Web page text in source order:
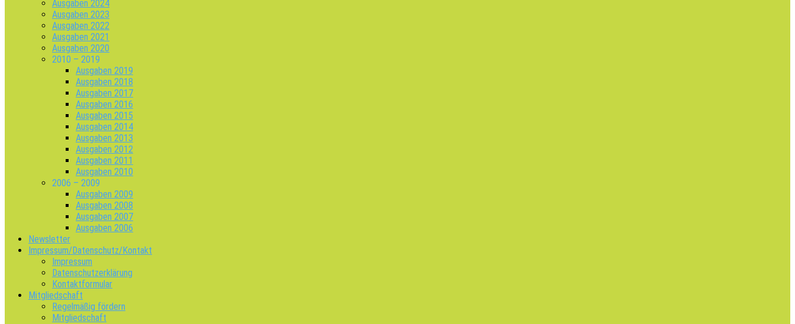
Ausgaben 2024
Ausgaben 2023
Ausgaben 2022
Ausgaben 2021
Ausgaben 2020
2010 – 2019
Ausgaben 2019
Ausgaben 2018
Ausgaben 2017
Ausgaben 2016
Ausgaben 2015
Ausgaben 2014
Ausgaben 2013
Ausgaben 2012
Ausgaben 2011
Ausgaben 2010
2006 – 2009
Ausgaben 2009
Ausgaben 2008
Ausgaben 2007
Ausgaben 2006
Newsletter
Impressum/Datenschutz/Kontakt
Impressum
Datenschutzerklärung
Kontaktformular
Mitgliedschaft
Regelmäßig fördern
Mitgliedschaft